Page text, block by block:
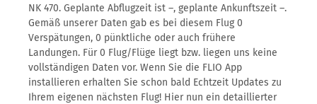
NK 470. Geplante Abflugzeit ist –, geplante Ankunftszeit –.
Gemäß unserer Daten gab es bei diesem Flug 0
Verspätungen, 0 pünktliche oder auch frühere
Landungen. Für 0 Flug/Flüge liegt bzw. liegen uns keine
vollständigen Daten vor. Wenn Sie die FLIO App
installieren erhalten Sie schon bald Echtzeit Updates zu
Ihrem eigenen nächsten Flug! Hier nun ein detaillierter